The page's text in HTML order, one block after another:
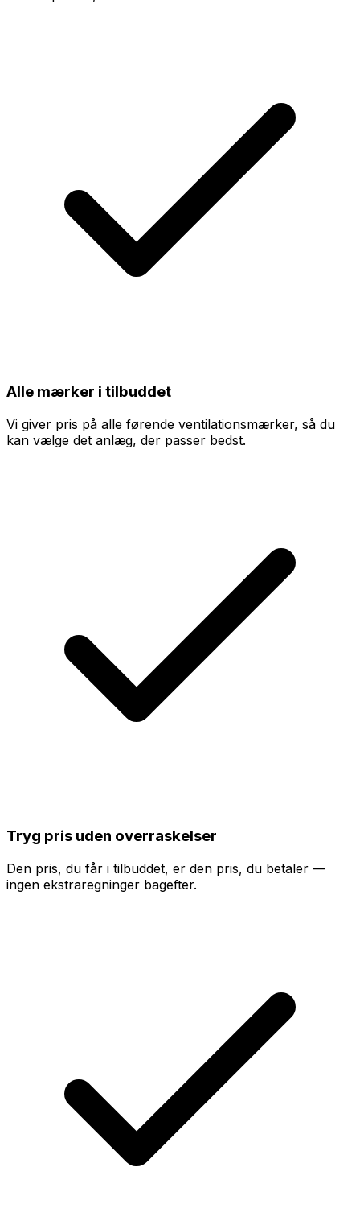
Alle mærker i tilbuddet
Vi giver pris på alle førende ventilationsmærker, så du
kan vælge det anlæg, der passer bedst.
Tryg pris uden overraskelser
Den pris, du får i tilbuddet, er den pris, du betaler —
ingen ekstraregninger bagefter.